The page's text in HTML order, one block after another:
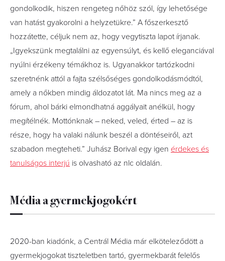
gondolkodik, hiszen rengeteg nőhöz szól, így lehetősége
van hatást gyakorolni a helyzetükre.” A főszerkesztő
hozzátette, céljuk nem az, hogy vegytiszta lapot írjanak.
„Igyekszünk megtalálni az egyensúlyt, és kellő eleganciával
nyúlni érzékeny témákhoz is. Ugyanakkor tartózkodni
szeretnénk attól a fajta szélsőséges gondolkodásmódtól,
amely a nőkben mindig áldozatot lát. Ma nincs meg az a
fórum, ahol bárki elmondhatná aggályait anélkül, hogy
megítélnék. Mottónknak – neked, veled, érted – az is
része, hogy ha valaki nálunk beszél a döntéseiről, azt
szabadon megteheti.” Juhász Borival egy igen érdekes és
tanulságos interjú is olvasható az nlc oldalán.
Média a gyermekjogokért
2020-ban kiadónk, a Centrál Média már elköteleződött a
gyermekjogokat tiszteletben tartó, gyermekbarát felelős